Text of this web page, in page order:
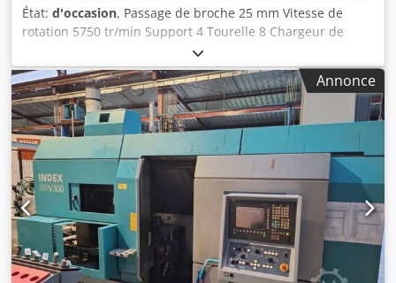
État: d'occasion, Passage de broche 25 mm Vitesse de
rotation 5750 tr/min Support 4 Tourelle 8 Chargeur de
barres LNZ Hydrobar Type 6.26HS-4.4 Récupérateur de
pièces Les données techniques sont fournies par le
fabricant ou l'exploitant et ne nous engagent pas. Vente
intermédiaire réservée ; seules nos conditions générales
de vente s'appliquent. À propos de nous plus de 400
machines propres en stock plus de 15 000 m² de surface
de stockage, capacité de levage 70 t plus de 10 000 articles
d'accessoires pour votre atelier Si vous souhaitez vendre
des machines, des lignes de production ou votre
entreprise, n'hésitez pas à nous contacter. Vous trouverez
d'autres offres sur notre site internet. Les visites sont
possibles sur rendez-vous. Crodpfx Amsyquqqj Usf Nous
serons ravis de vous accueillir. Votre équipe Markus Hirsch
Annonce